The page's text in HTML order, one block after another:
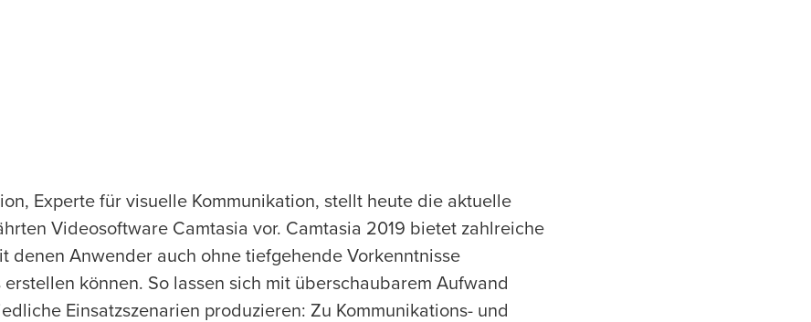
Experte für visuelle Kommunikation, stellt heute die aktuelle
Videosoftware Camtasia vor. Camtasia 2019 bietet zahlreiche
denen Anwender auch ohne tiefgehende Vorkenntnisse
können. So lassen sich mit überschaubarem Aufwand
Einsatzszenarien produzieren: Zu Kommunikations- und